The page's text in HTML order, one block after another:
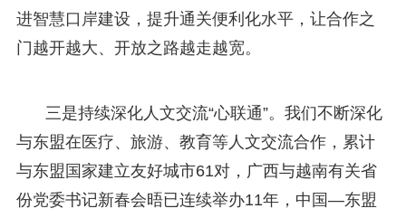
进智慧口岸建设，提升通关便利化水平，让合作之
门越开越大、开放之路越走越宽。
三是持续深化人文交流“心联通”。我们不断深化
与东盟在医疗、旅游、教育等人文交流合作，累计
与东盟国家建立友好城市61对，广西与越南有关省
份党委书记新春会晤已连续举办11年，中国—东盟